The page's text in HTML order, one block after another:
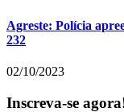
Agreste: Polícia
232
02/10/2023
Inscreva-se